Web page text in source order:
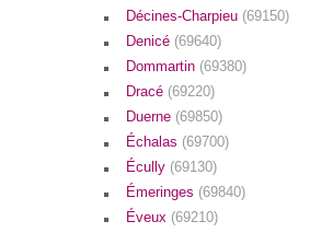
Décines-Charpieu (69150)
Denicé (69640)
Dommartin (69380)
Dracé (69220)
Duerne (69850)
Échalas (69700)
Écully (69130)
Émeringes (69840)
Éveux (69210)